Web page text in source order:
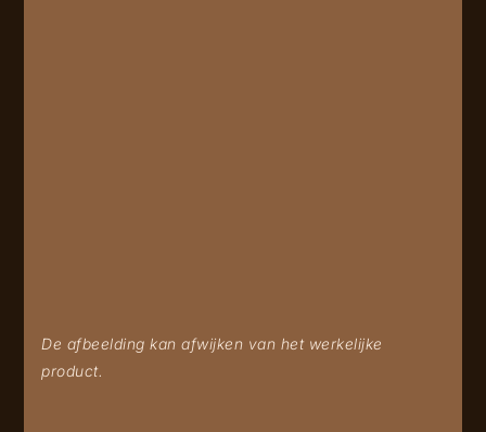
De afbeelding kan afwijken van het werkelijke
product.